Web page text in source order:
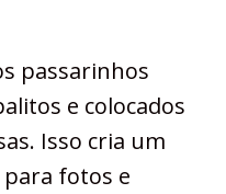
passarinhos
e colocados
Isso cria um
fotos e